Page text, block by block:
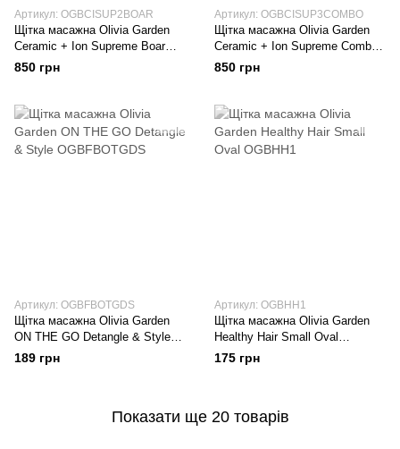
Артикул: OGBCISUP2BOAR
Щітка масажна Оlivia Garden
Ceramic + Ion Supreme Boar
OGBCISUP2BOAR
850 грн
Артикул: OGBCISUP3COMBO
Щітка масажна Оlivia Garden
Ceramic + Ion Supreme Combo
OGBCISUP3COMBO
850 грн
Артикул: OGBFBOTGDS
Щітка масажна Оlivia Garden
ON THE GO Detangle & Style
OGBFBOTGDS
189 грн
Артикул: OGBHH1
Щітка масажна Оlivia Garden
Healthy Hair Small Oval
OGBHH1
175 грн
Показати ще 20 товарів